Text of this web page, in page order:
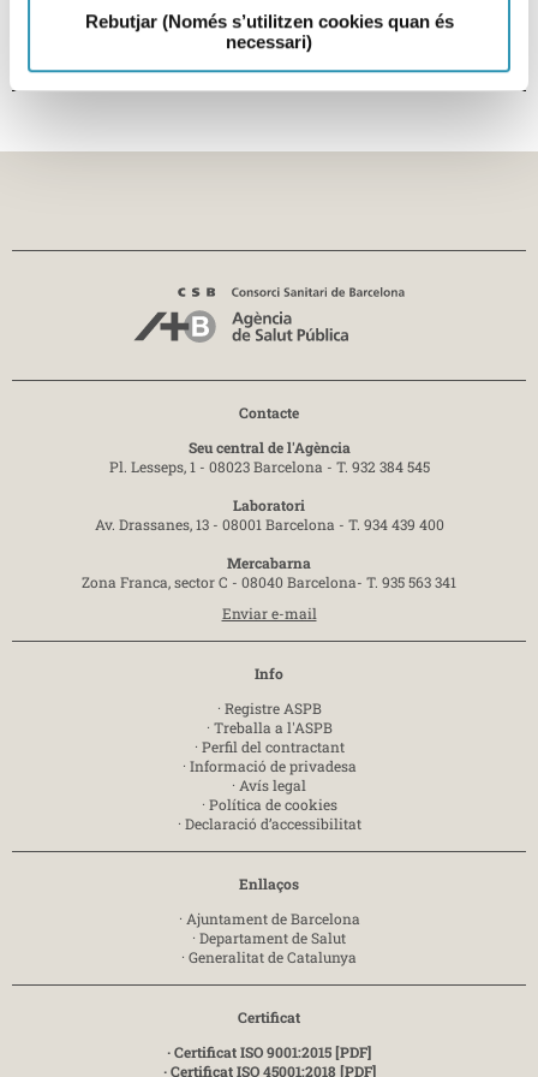
Rebutjar (Només s’utilitzen cookies quan és
necessari)
Contacte
Seu central de l'Agència
Pl. Lesseps, 1 - 08023 Barcelona - T. 932 384 545
Laboratori
Av. Drassanes, 13 - 08001 Barcelona - T. 934 439 400
Mercabarna
Zona Franca, sector C - 08040 Barcelona- T. 935 563 341
Enviar e-mail
Info
· Registre ASPB
· Treballa a l'ASPB
· Perfil del contractant
· Informació de privadesa
· Avís legal
· Política de cookies
· Declaració d’accessibilitat
Enllaços
· Ajuntament de Barcelona
· Departament de Salut
· Generalitat de Catalunya
Certificat
· Certificat ISO 9001:2015 [PDF]
· Certificat ISO 45001:2018 [PDF]